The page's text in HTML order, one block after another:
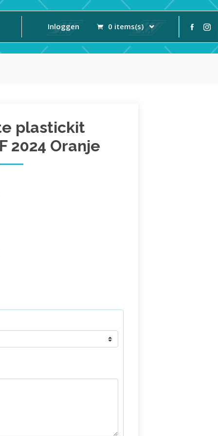
Inloggen 0 items(s)
plastickit
2024 Oranje